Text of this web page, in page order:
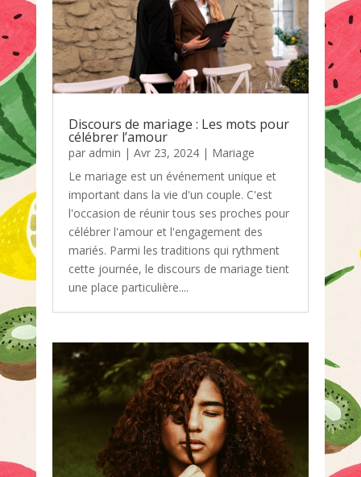
Discours de mariage : Les mots pour
célébrer l’amour
par admin | Avr 23, 2024| Mariage
Le mariage est un événement unique et
important dans la vie d'un couple. C'est
l'occasion de réunir tous ses proches pour
célébrer l'amour et l'engagement des
mariés. Parmi les traditions qui rythment
cette journée, le discours de mariage tient
une place particulière....